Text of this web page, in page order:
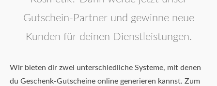
Gutschein-Partner und gewinne neue
Kunden für deinen Dienstleistungen.
Wir bieten dir zwei unterschiedliche Systeme, mit denen
du Geschenk-Gutscheine online generieren kannst. Zum